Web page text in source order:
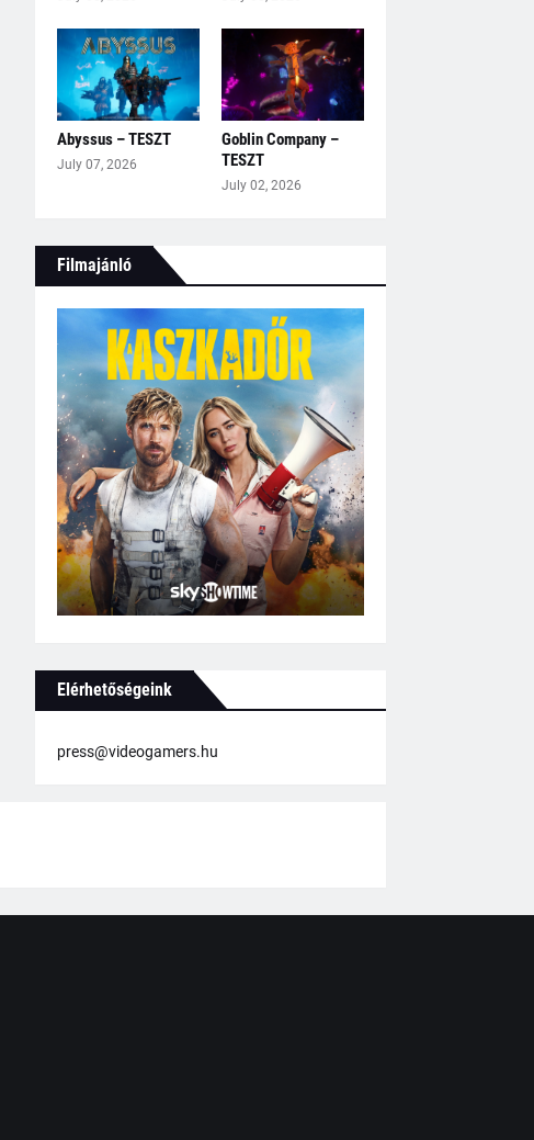
Abyssus – TESZT
July 07, 2026
Goblin Company –
TESZT
July 02, 2026
Filmajánló
Elérhetőségeink
press@videogamers.hu